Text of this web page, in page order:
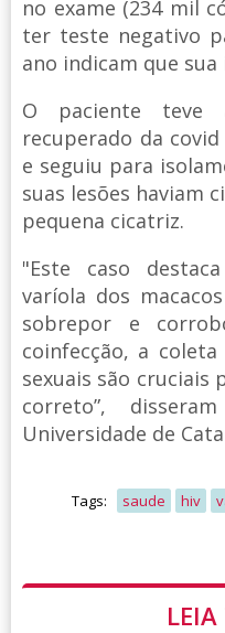
no exame (234 mil
ter teste negativo
ano indicam que
O paciente
recuperado da
e seguiu para
suas lesões haviam
pequena cicatriz.
"Este caso
varíola dos
sobrepor e
coinfecção, a
sexuais são cruciais
correto”,
Universidade de
Tags: saude hiv